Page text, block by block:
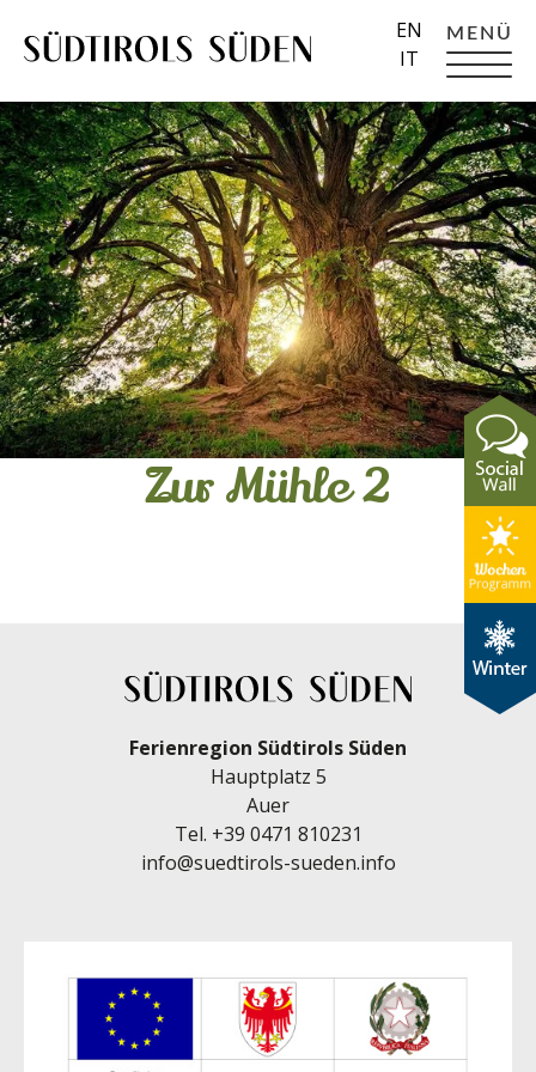
MENÜ
EN
IT
Zur Mühle 2
Ferienregion Südtirols Süden
Hauptplatz 5
Auer
Tel. +39 0471 810231
info@suedtirols-sueden.info